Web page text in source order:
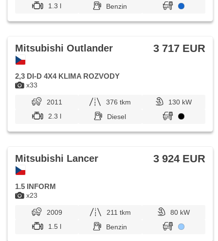
1.3 l
Benzin
x33
Mitsubishi Outlander 3 717 EUR
2,3 DI-D 4X4 KLIMA ROZVODY
2011 376 tkm
130 kW
2.3 l
Diesel
x23
Mitsubishi Lancer 3 924 EUR
1.5 INFORM
2009 211 tkm
80 kW
1.5 l
Benzin